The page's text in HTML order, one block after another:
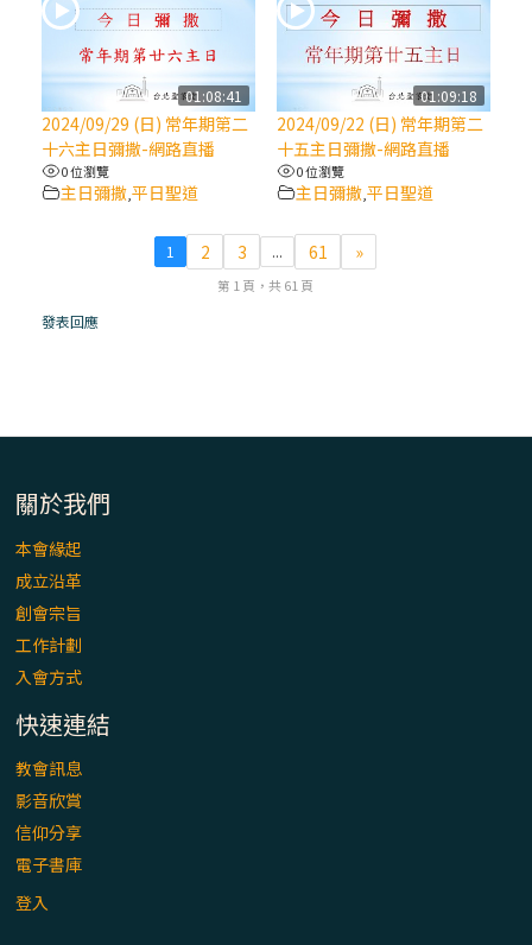
(6)黃敏正主教帶你做【將臨期避靜】—「馬
槽」═「謙卑」
(5)黃敏正主教帶你做【將臨期避靜】—「福
傳」：講耶穌的故事
(4)黃敏正主教帶你做【將臨期避靜】—匝凱
「想看」耶穌，耶穌「走近」匝凱
(3)黃敏正主教帶你做【將臨期避靜】—「轉
01:08:41
2024/09/29 (日) 常年期第二
十六主日彌撒-網路直播
0 位瀏覽
主日彌撒 ,平日聖道
01:09:18
2024/09/22 (日) 常年期第二
十五主日彌撒-網路直播
0 位瀏覽
主日彌撒, 平日聖道
1 2 3 ... 61 »
第 1 頁，共 61 頁
發表回應
關於我們
本會緣起
成立沿革
創會宗旨
工作計劃
入會方式
快速連結
教會訊息
影音欣賞
信仰分享
電子書庫
登入